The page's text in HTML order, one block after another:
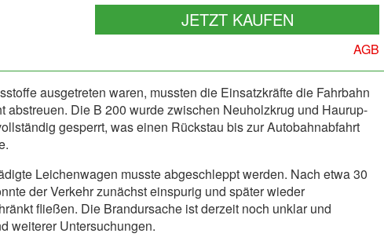
JETZT KAUFEN
AGB
ausgetreten waren, mussten die Einsatzkräfte die Fahrbahn
abstreuen. Die B 200 wurde zwischen Neuholzkrug und Haurup-
gesperrt, was einen Rückstau bis zur Autobahnabfahrt
Leichenwagen musste abgeschleppt werden. Nach etwa 30
der Verkehr zunächst einspurig und später wieder
fließen. Die Brandursache ist derzeit noch unklar und
weiterer Untersuchungen.